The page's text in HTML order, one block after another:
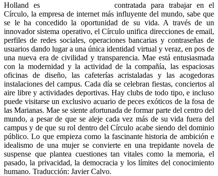
Holland es
contratada para trabajar en el
Círculo, la empresa de internet más influyente del mundo, sabe que
se le ha concedido la oportunidad de su vida. A través de un
innovador sistema operativo, el Círculo unifica direcciones de email,
perfiles de redes sociales, operaciones bancarias y contraseñas de
usuarios dando lugar a una única identidad virtual y veraz, en pos de
una nueva era de civilidad y transparencia. Mae está entusiasmada
con la modernidad y la actividad de la compañía, las espaciosas
oficinas de diseño, las cafeterías acristaladas y las acogedoras
instalaciones del campus. Cada día se celebran fiestas, conciertos al
aire libre y actividades deportivas. Hay clubs de todo tipo, e incluso
puede visitarse un exclusivo acuario de peces exóticos de la fosa de
las Marianas. Mae se siente afortunada de formar parte del centro del
mundo, a pesar de que se aleje cada vez más de su vida fuera del
campus y de que su rol dentro del Círculo acabe siendo del dominio
público. Lo que empieza como la fascinante historia de ambición e
idealismo de una mujer se convierte en una trepidante novela de
suspense que plantea cuestiones tan vitales como la memoria, el
pasado, la privacidad, la democracia y los límites del conocimiento
humano. Traducción: Javier Calvo.